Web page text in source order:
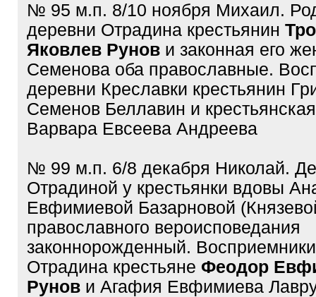
№ 95 м.п. 8/10 ноября Михаил.
деревни Отрадина крестьянин
Яковлев Рунов и законная его
Семенова оба православные.
деревни Креславки крестьянин
Семенов Беллавин и
Варвара Евсеева Андреева
№ 99 м.п. 6/8 декабря Николай.
Отрадиной у крестьянки вдовы
Евфимиевой Базарновой
православного вероисповедания
законнорожденный.
Отрадина крестьяне Феодор
Рунов и Агафия Евфимиева